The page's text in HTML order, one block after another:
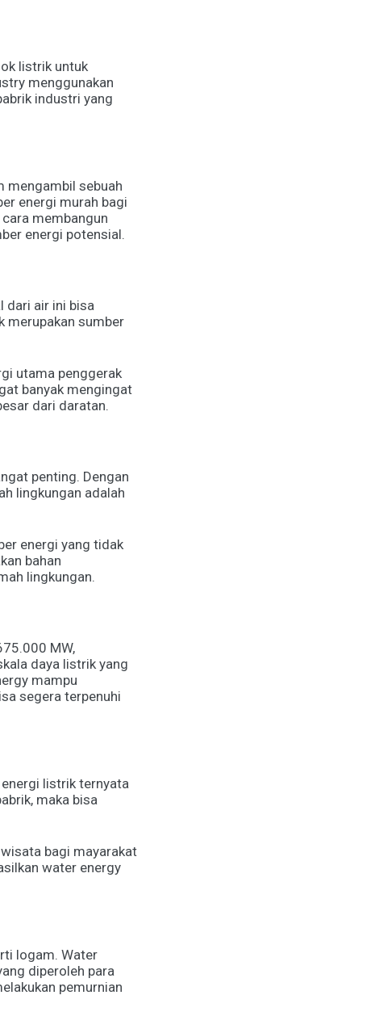
listrik untuk
menggunakan
industri yang
mengambil sebuah
energi murah bagi
membangun
energi potensial.
dari air ini bisa
merupakan sumber
utama penggerak
banyak mengingat
dari daratan.
penting. Dengan
lingkungan adalah
energi yang tidak
bahan
lingkungan.
MW,
daya listrik yang
mampu
segera terpenuhi
listrik ternyata
maka bisa
bagi mayarakat
water energy
logam. Water
diperoleh para
pemurnian